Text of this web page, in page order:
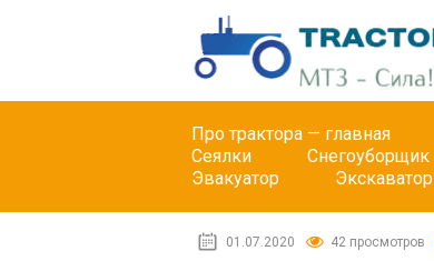
Про трактора — главная
Сеялки
Снегоуборщик
Эвакуатор
Экскаватор
01.07.2020 42 просмотров